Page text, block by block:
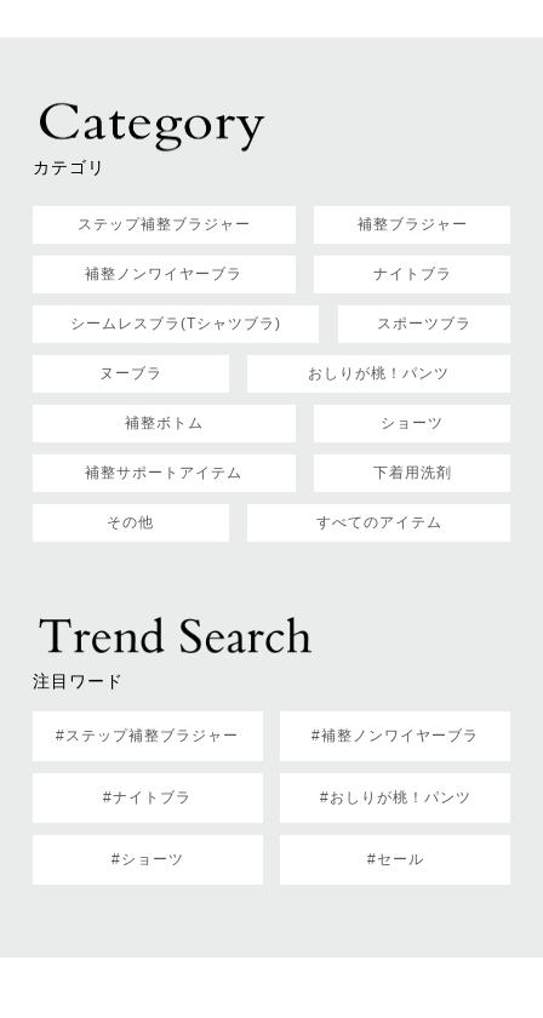
カテゴリ
ステップ補整ブラジャー 補整ブラジャー
補整ノンワイヤーブラ ナイトブラ
シームレスブラ(Tシャツブラ) スポーツブラ
ヌーブラ おしりが桃！パンツ
補整ボトム ショーツ
補整サポートアイテム 下着用洗剤
その他 すべてのアイテム
注目ワード
#ステップ補整ブラジャー #補整ノンワイヤーブラ
#ナイトブラ #おしりが桃！パンツ
#ショーツ #セール